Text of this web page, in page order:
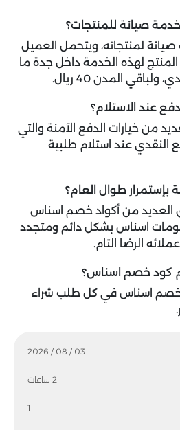
03 / 08 / 2026
2 ساعات
1
صيانة للمنتجات؟
لمنتجاته، ويتحمل العميل
لهذه الخدمة داخل جدة ما
عند الاستلام؟
من خيارات الدفع الآمنة والتي
النقدي عند استلام طلبية
طوال العام؟
العديد من أكواد خصم اسناس
اسناس بشكل دائم ومتجدد
الرضا التام.
كود خصم اسناس؟
خصم اسناس في كل طلب شراء